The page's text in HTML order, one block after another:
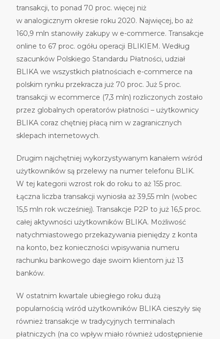
transakcji, to ponad 70 proc. więcej niż
w analogicznym okresie roku 2020. Najwięcej, bo aż
160,9 mln stanowiły zakupy w e-commerce. Transakcje
online to 67 proc. ogółu operacji BLIKIEM. Według
szacunków Polskiego Standardu Płatności, udział
BLIKA we wszystkich płatnościach e-commerce na
polskim rynku przekracza już 70 proc. Już 5 proc.
transakcji w ecommerce (7,3 mln) rozliczonych zostało
przez globalnych operatorów płatności – użytkownicy
BLIKA coraz chętniej płacą nim w zagranicznych
sklepach internetowych.
Drugim najchętniej wykorzystywanym kanałem wśród
użytkowników są przelewy na numer telefonu BLIK.
W tej kategorii wzrost rok do roku to aż 155 proc.
Łączna liczba transakcji wyniosła aż 39,55 mln (wobec
15,5 mln rok wcześniej). Transakcje P2P to już 16,5 proc.
całej aktywności użytkowników BLIKA. Możliwość
natychmiastowego przekazywania pieniędzy z konta
na konto, bez konieczności wpisywania numeru
rachunku bankowego daje swoim klientom już 13
banków.
W ostatnim kwartale ubiegłego roku dużą
popularnością wśród użytkowników BLIKA cieszyły się
również transakcje w tradycyjnych terminalach
płatniczych (na co wpływ miało również udostępnienie